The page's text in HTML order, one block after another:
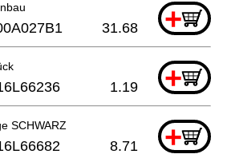
+
31.68
+
1.19
SCHWARZ +
8.71